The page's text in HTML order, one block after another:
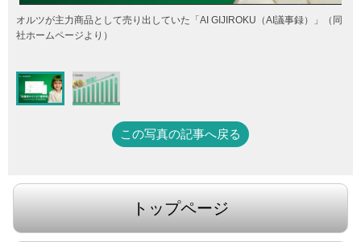
オルツが主力商品として売り出していた「AI GIJIROKU（AI議事録）」（同
社ホームページより）
この写真の記事へ戻る
トップページ